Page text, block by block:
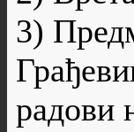
3)
радови